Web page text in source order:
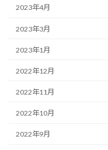
2023年4月
2023年3月
2023年1月
2022年12月
2022年11月
2022年10月
2022年9月